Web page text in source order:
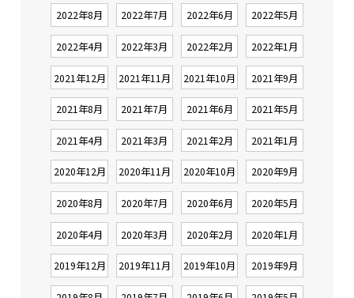
2022年8月 2022年7月 2022年6月 2022年5月
2022年4月 2022年3月 2022年2月 2022年1月
2021年12月 2021年11月 2021年10月 2021年9月
2021年8月 2021年7月 2021年6月 2021年5月
2021年4月 2021年3月 2021年2月 2021年1月
2020年12月 2020年11月 2020年10月 2020年9月
2020年8月 2020年7月 2020年6月 2020年5月
2020年4月 2020年3月 2020年2月 2020年1月
2019年12月 2019年11月 2019年10月 2019年9月